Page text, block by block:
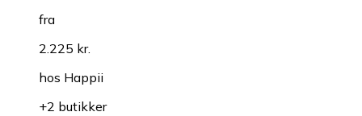
fra
2.225 kr.
hos Happii
+2 butikker